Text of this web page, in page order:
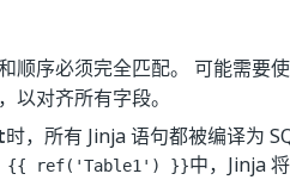
顺序必须完全匹配。 可能需要
以对齐所有字段。
时，所有 Jinja 语句都被编译为
{{ ref('Table1') }}中，Jinja